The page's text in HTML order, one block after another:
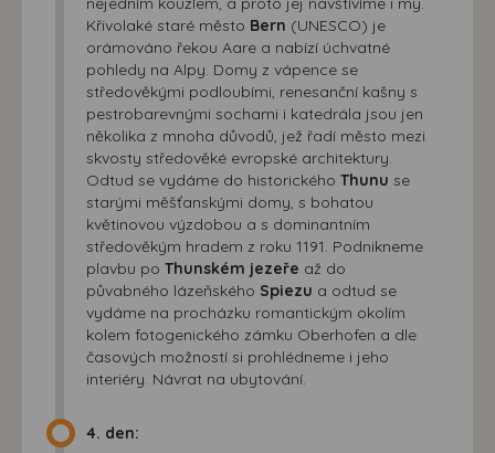
Křivolaké staré město Bern (UNESCO) je
orámováno řekou Aare a nabízí úchvatné
pohledy na Alpy. Domy z vápence se
středověkými podloubími, renesanční kašny s
pestrobarevnými sochami i katedrála jsou jen
několika z mnoha důvodů, jež řadí město mezi
skvosty středověké evropské architektury.
Odtud se vydáme do historického Thunu se
starými měšťanskými domy, s bohatou
květinovou výzdobou a s dominantním
středověkým hradem z roku 1191. Podnikneme
plavbu po Thunském jezeře až do
půvabného lázeňského Spiezu a odtud se
vydáme na procházku romantickým okolím
kolem fotogenického zámku Oberhofen a dle
časových možností si prohlédneme i jeho
interiéry. Návrat na ubytování.
4. den: